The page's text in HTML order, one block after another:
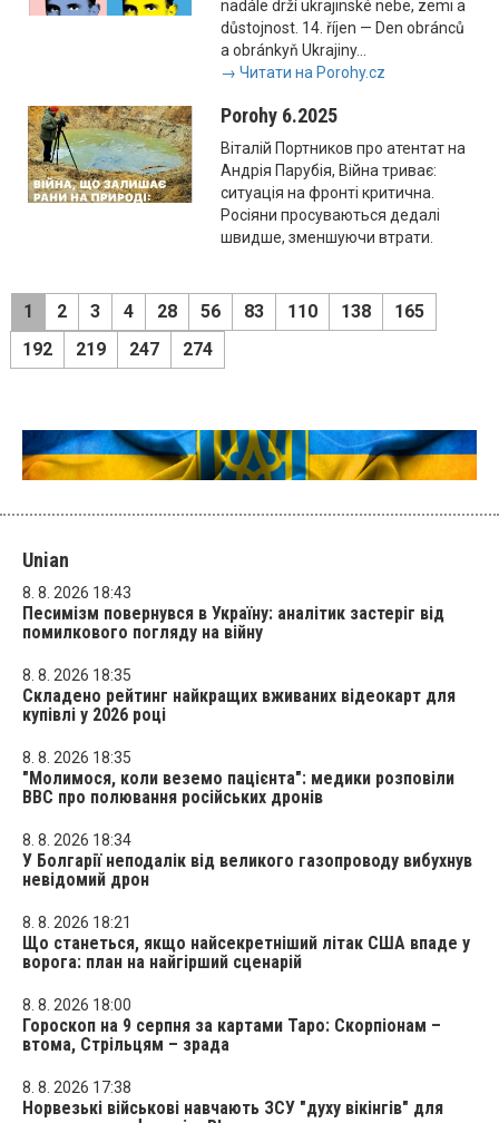
nadále drží ukrajinské nebe, zemi a
důstojnost. 14. říjen — Den obránců
a obránkyň Ukrajiny...
→ Читати на Porohy.cz
Porohy 6.2025
Віталій Портников про атентат на
Андрія Парубія, Війна триває:
ситуація на фронті критична.
Росіяни просуваються дедалі
швидше, зменшуючи втрати.
1 2 3 4 28 56 83 110 138
165
192
219 247 274
Unian
8. 8. 2026 18:43
Песимізм повернувся в Україну: аналітик застеріг від
помилкового погляду на війну
8. 8. 2026 18:35
Складено рейтинг найкращих вживаних відеокарт для
купівлі у 2026 році
8. 8. 2026 18:35
"Молимося, коли веземо пацієнта": медики розповіли
BBC про полювання російських дронів
8. 8. 2026 18:34
У Болгарії неподалік від великого газопроводу вибухнув
невідомий дрон
8. 8. 2026 18:21
Що станеться, якщо найсекретніший літак США впаде у
ворога: план на найгірший сценарій
8. 8. 2026 18:00
Гороскоп на 9 серпня за картами Таро: Скорпіонам –
втома, Стрільцям – зрада
8. 8. 2026 17:38
Норвезькі військові навчають ЗСУ "духу вікінгів" для